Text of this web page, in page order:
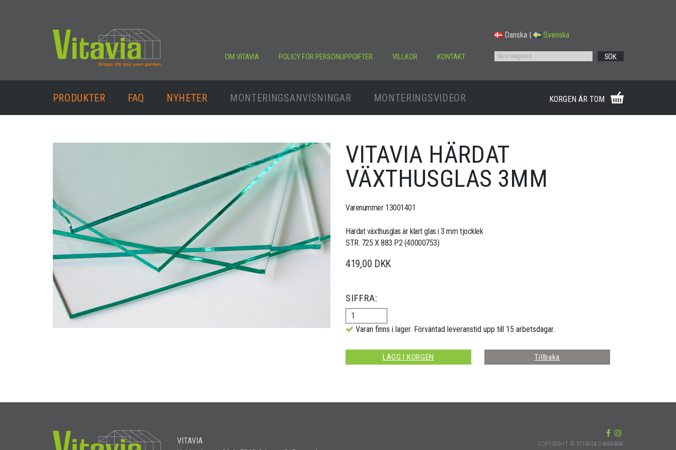
OM VITAVIA POLICY FÖR PERSONUPPGIFTER VILLKOR KONTAKT
Danska | Svenska
SÖK
PRODUKTER FAQ NYHETER MONTERINGSANVISNINGAR MONTERINGSVIDEOR KORGEN ÄR TOM
VITAVIA HÄRDAT
VÄXTHUSGLAS 3MM
Varenummer 13001401
Härdat växthusglas är klart glas i 3 mm tjocklek
STR. 725 X 883 P2 (40000753)
419,00 DKK
SIFFRA:
Varan finns i lager. Förväntad leveranstid upp till 15 arbetsdagar.
LÄGG I KORGEN Tillbaka
VITAVIA
COPYRIGHT © VITAVIA DANMARK